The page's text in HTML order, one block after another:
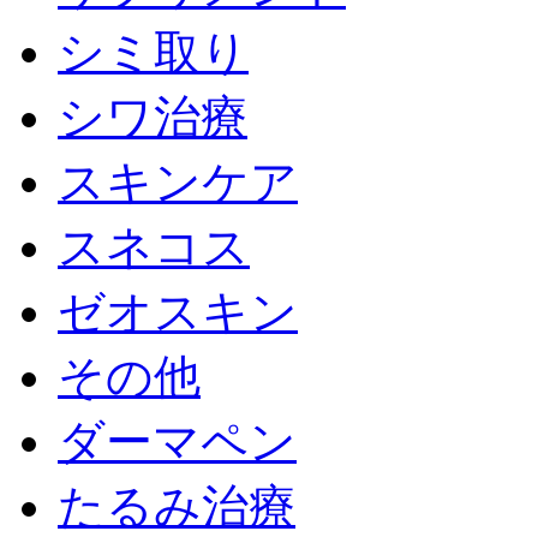
シミ取り
シワ治療
スキンケア
スネコス
ゼオスキン
その他
ダーマペン
たるみ治療